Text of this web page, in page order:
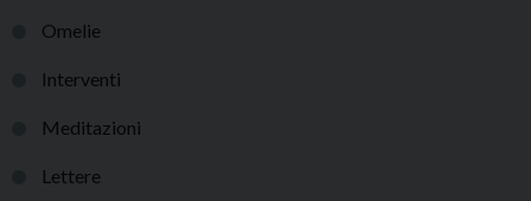
Omelie
Interventi
Meditazioni
Lettere